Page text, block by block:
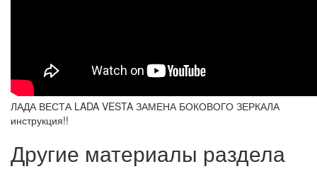
ЛАДА ВЕСТА LADA VESTA ЗАМЕНА БОКОВОГО ЗЕРКАЛА
инструкция!!
Другие материалы раздела